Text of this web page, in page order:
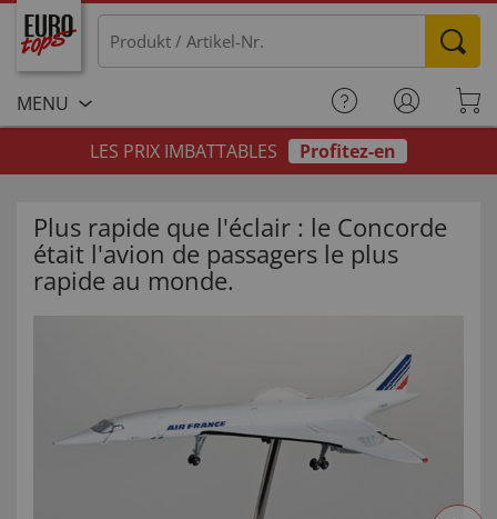
MENU
LES PRIX IMBATTABLES
Profitez-en
Plus rapide que l'éclair : le Concorde
était l'avion de passagers le plus
rapide au monde.